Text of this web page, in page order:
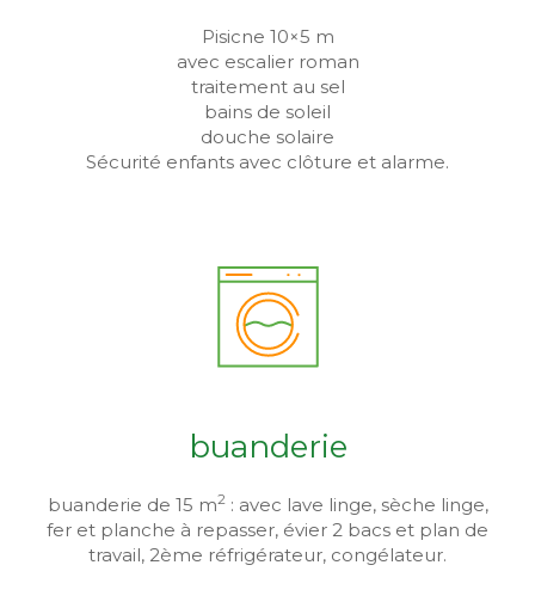
Pisicne 10×5 m
avec escalier roman
traitement au sel
bains de soleil
douche solaire
Sécurité enfants avec clôture et alarme.
buanderie
buanderie de 15 m2: avec lave linge, sèche linge,
fer et planche à repasser, évier 2 bacs et plan de
travail, 2ème réfrigérateur, congélateur.